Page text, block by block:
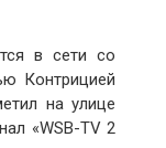
в сети со
Контрицией
на улице
«WSB-TV 2